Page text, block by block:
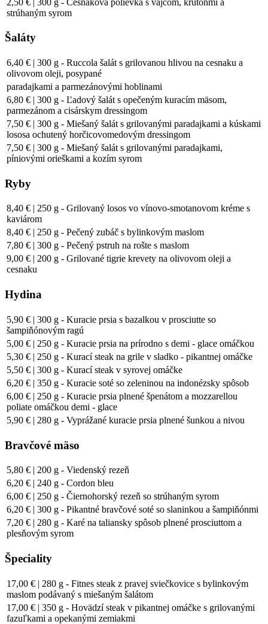
strúhaným syrom
Šaláty
6,40 € | 300 g - Ruccola šalát s grilovanou hlivou na cesnaku a
olivovom oleji, posypané
paradajkami a parmezánovými hoblinami
6,80 € | 300 g - Ľadový šalát s opečeným kuracím mäsom,
parmezánom a cisárskym dressingom
7,50 € | 300 g - Miešaný šalát s grilovanými paradajkami a kúskami
lososa ochutený horčicovomedovým dressingom
7,50 € | 300 g - Miešaný šalát s grilovanými paradajkami,
píniovými orieškami a kozím syrom
Ryby
8,40 € | 250 g - Grilovaný losos vo vínovo-smotanovom kréme s
kaviárom
8,40 € | 250 g - Pečený zubáč s bylinkovým maslom
7,80 € | 300 g - Pečený pstruh na rošte s maslom
9,00 € | 200 g - Grilované tigrie krevety na olivovom oleji a
cesnaku
Hydina
5,90 € | 300 g - Kuracie prsia s bazalkou v prosciutte so
šampiňónovým ragú
5,00 € | 250 g - Kuracie prsia na prírodno s demi - glace omáčkou
5,30 € | 250 g - Kurací steak na grile v sladko - pikantnej omáčke
5,50 € | 300 g - Kurací steak v syrovej omáčke
6,20 € | 350 g - Kuracie soté so zeleninou na indonézsky spôsob
6,00 € | 250 g - Kuracie prsia plnené špenátom a mozzarellou
poliate omáčkou demi - glace
5,90 € | 280 g - Vyprážané kuracie prsia plnené šunkou a nivou
Bravčové mäso
5,80 € | 200 g - Viedenský rezeň
6,20 € | 240 g - Cordon bleu
6,00 € | 250 g - Čiernohorský rezeň so strúhaným syrom
6,20 € | 300 g - Pikantné bravčové soté so slaninkou a šampiňónmi
7,20 € | 280 g - Karé na taliansky spôsob plnené prosciuttom a
plesňovým syrom
Špeciality
17,00 € | 280 g - Fitnes steak z pravej sviečkovice s bylinkovým
maslom podávaný s miešaným šalátom
17,00 € | 350 g - Hovädzí steak v pikantnej omáčke s grilovanými
fazuľkami a opekanými zemiakmi